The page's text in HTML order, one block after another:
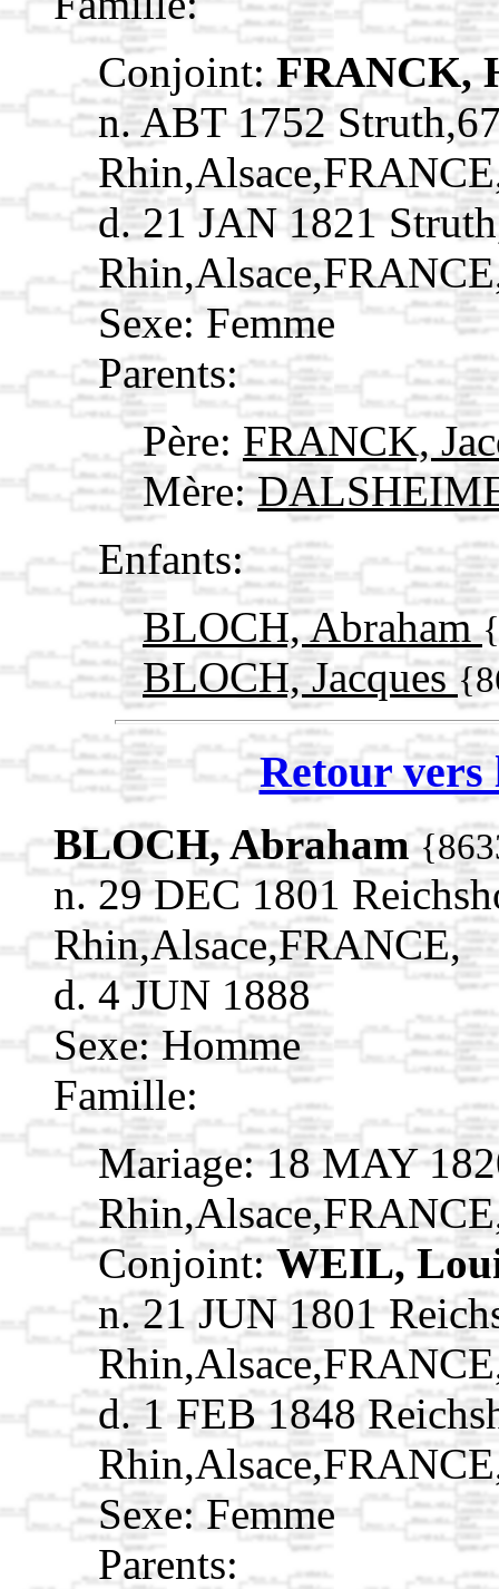
Conjoint: FRANCK,
n. ABT 1752
d. 21 JAN 1821
Sexe: Femme
Parents:
Père: FRANCK,
Mère:
Enfants:
BLOCH, Abraham
BLOCH, Jacques
Retour vers
BLOCH, Abraham
n. 29 DEC 1801
Rhin,Alsace,FRANCE,
d. 4 JUN 1888
Sexe: Homme
Famille:
Mariage: 18 MAY
Conjoint: WEIL,
n. 21 JUN 1801
d. 1 FEB 1848
Sexe: Femme
Parents: